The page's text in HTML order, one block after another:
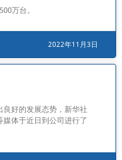
万台。
2022年11月3日
好的发展态势，新华社
体于近日到公司进行了